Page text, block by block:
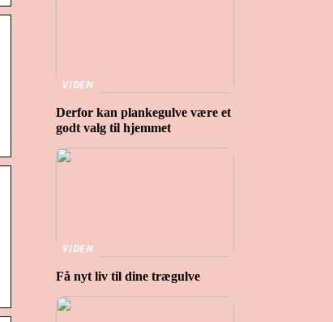
VIDEN
Derfor kan plankegulve være et
godt valg til hjemmet
VIDEN
Få nyt liv til dine trægulve